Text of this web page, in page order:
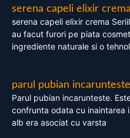
serena capeli elixir crema
serena capeli elixir crema
au facut furori pe piata
ingrediente naturale si o
parul pubian incarunteste
Parul pubian incarunteste.
confrunta odata cu inaintarea
alb era asociat cu varsta